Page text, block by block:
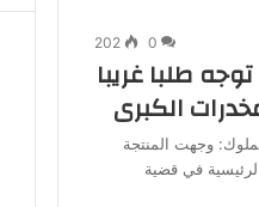
0
202
طلبا غريبا
الكبرى
وجهت المنتجة
في قضية